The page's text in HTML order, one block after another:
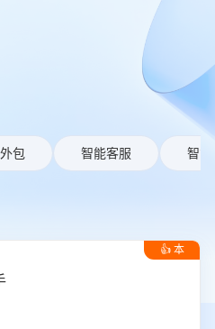
包 智能客服 智能
👍 本